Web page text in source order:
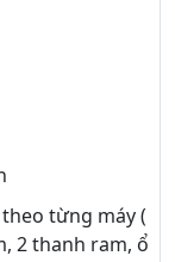
từng máy (
2 thanh ram, ổ